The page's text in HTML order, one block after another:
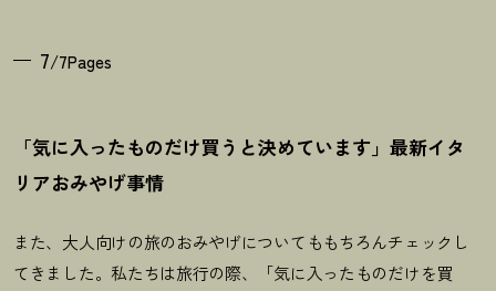
7/7Pages
「気に入ったものだけ買うと決めています」最新イタ
リアおみやげ事情
また、大人向けの旅のおみやげについてももちろんチェックし
てきました。私たちは旅行の際、「気に入ったものだけを買